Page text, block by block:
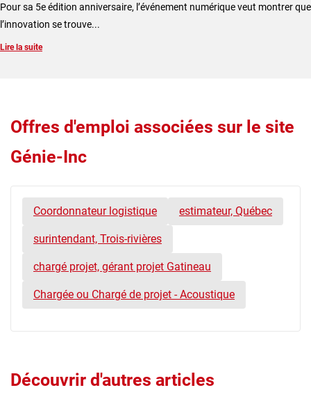
​Pour sa 5e édition anniversaire, l’événement numérique veut montrer que
l’innovation se trouve...
Lire la suite
Offres d'emploi associées sur le site
Génie-Inc
Coordonnateur logistique estimateur, Québec
surintendant, Trois-rivières
chargé projet, gérant projet Gatineau
Chargée ou Chargé de projet - Acoustique
Découvrir d'autres articles